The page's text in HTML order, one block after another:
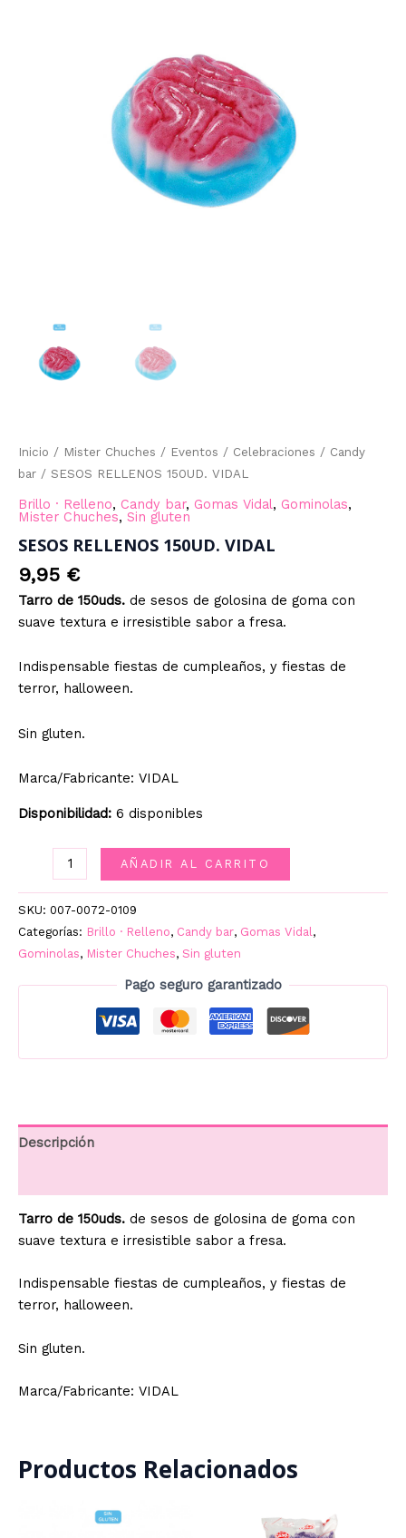
Inicio / Mister Chuches / Eventos / Celebraciones / Candy
bar / SESOS RELLENOS 150UD. VIDAL
Brillo · Relleno, Candy bar, Gomas Vidal, Gominolas,
Mister Chuches, Sin gluten
SESOS RELLENOS 150UD. VIDAL
9,95 €
Tarro de 150uds. de sesos de golosina de goma con
suave textura e irresistible sabor a fresa.
Indispensable fiestas de cumpleaños, y fiestas de
terror, halloween.
Sin gluten.
Marca/Fabricante: VIDAL
Disponibilidad: 6 disponibles
RELLENOS
AÑADIR AL CARRITO
SKU: 007-0072-0109
Categorías: Brillo · Relleno, Candy bar, Gomas Vidal ,
Gominolas, Mister Chuches, Sin gluten
Pago seguro garantizado
Descripción
Tarro de 150uds. de sesos de golosina de goma con
suave textura e irresistible sabor a fresa.
Indispensable fiestas de cumpleaños, y fiestas de
terror, halloween.
Sin gluten.
Marca/Fabricante: VIDAL
Productos Relacionados